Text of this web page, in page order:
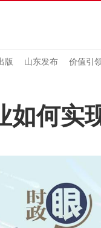
版 山东发布 价值引
如何实